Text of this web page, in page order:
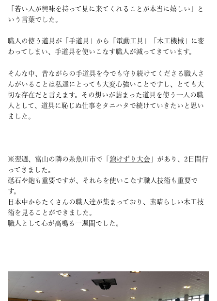
「若い人が興味を持って見に来てくれることが本当に嬉しい」と
いう言葉でした。
職人の使う道具が「手道具」から「電動工具」「木工機械」に変
わってしまい、手道具を使いこなす職人が減ってきています。
そんな中、昔ながらの手道具を今でも守り続けてくださる職人さ
んがいることは私達にとっても大変心強いことですし、とても大
切な存在だと言えます。その想いが詰まった道具を使う一人の職
人として、道具に恥じぬ仕事をタニハタで続けていきたいと思い
ました。
※翌週、富山の隣の糸魚川市で「 鉋けずり大会 」があり、2日間行
ってきました。
砥石や鉋も重要ですが、それらを使いこなす職人技術も重要で
す。
日本中からたくさんの職人達が集まっており、素晴らしい木工技
術を見ることができました。
職人として心が高鳴る一週間でした。